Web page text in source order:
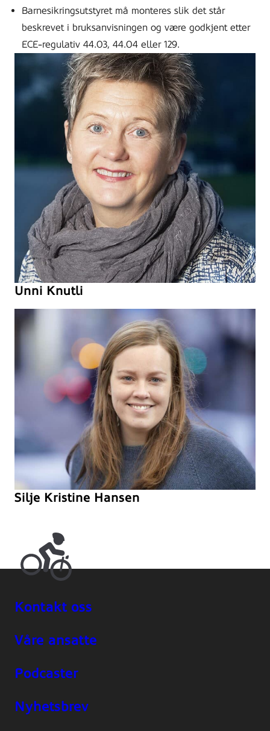
Barnesikringsutstyret må monteres slik det står
beskrevet i bruksanvisningen og være godkjent etter
ECE-regulativ 44.03, 44.04 eller 129.
Unni Knutli
Silje Kristine Hansen
Kontakt oss
Våre ansatte
Podcaster
Nyhetsbrev